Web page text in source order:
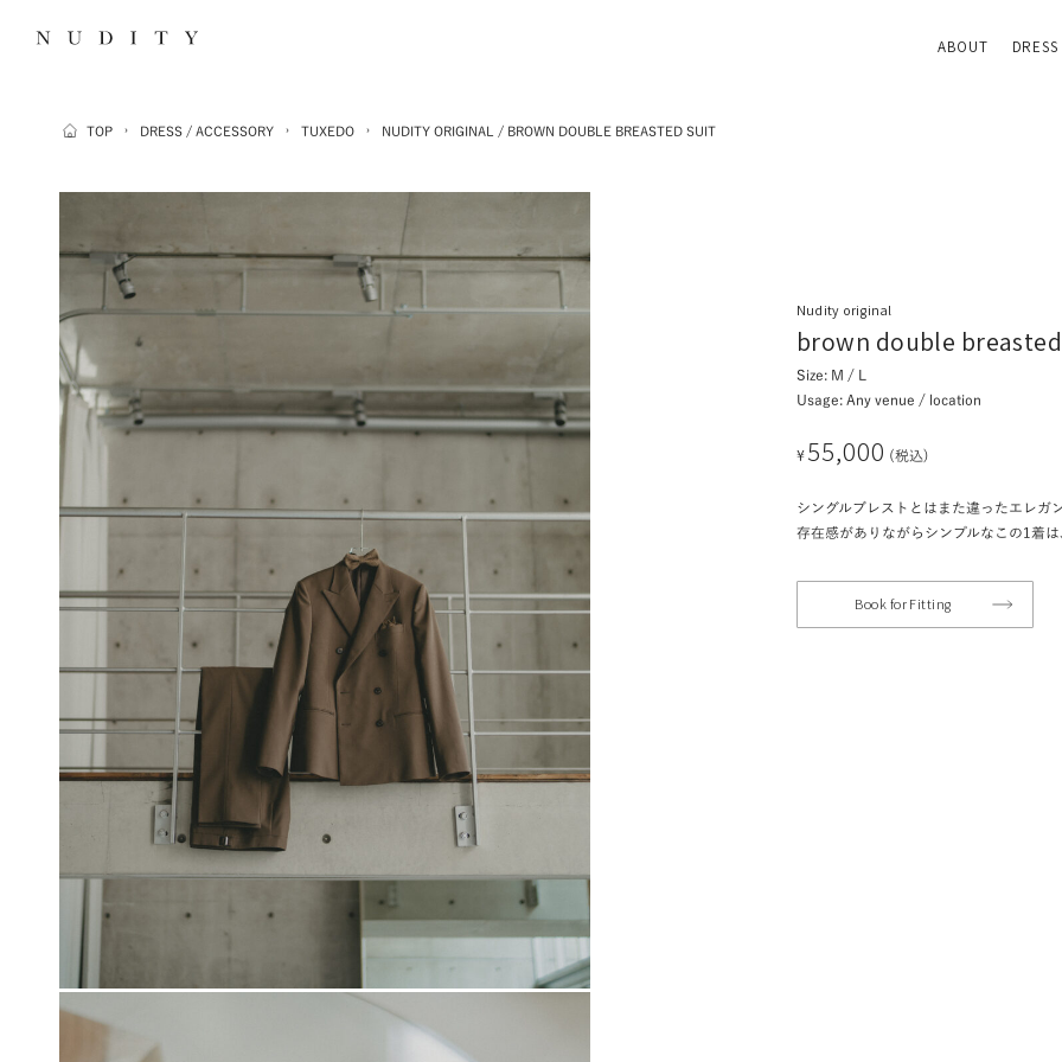
ABOUT DRESS
TOP › DRESS / ACCESSORY › TUXEDO › NUDITY ORIGINAL / BROWN DOUBLE BREASTED SUIT
Nudity original
brown double
Size: M / L
Usage: Any venue / location
¥ 55,000 (税込)
シングルブレストとはまた違ったエレガ
存在感がありながらシンプルなこの1着
Book for Fitting